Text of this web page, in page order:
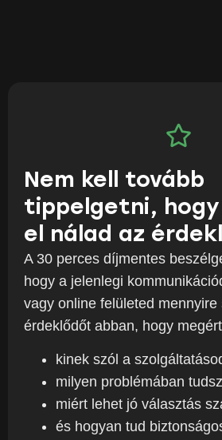
Nem kell tovább
tippelgetni, hogy
el nálad az
A 30 perces díjmentes
hogy a jelenlegi
vagy online felületed mennyire
érdeklődőt abban, hogy
kinek szól a
milyen problémában
miért lehet jó választás
és hogyan tud